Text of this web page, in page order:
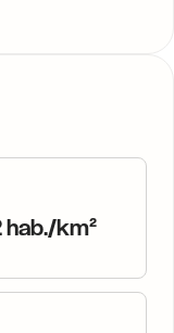
km²